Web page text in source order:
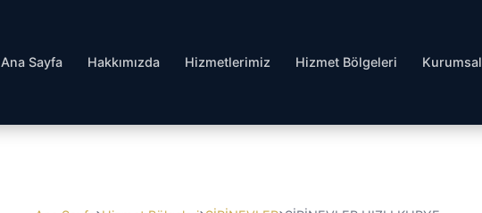
Ana Sayfa Hakkımızda Hizmetlerimiz Hizmet Bölgeleri Kurumsal